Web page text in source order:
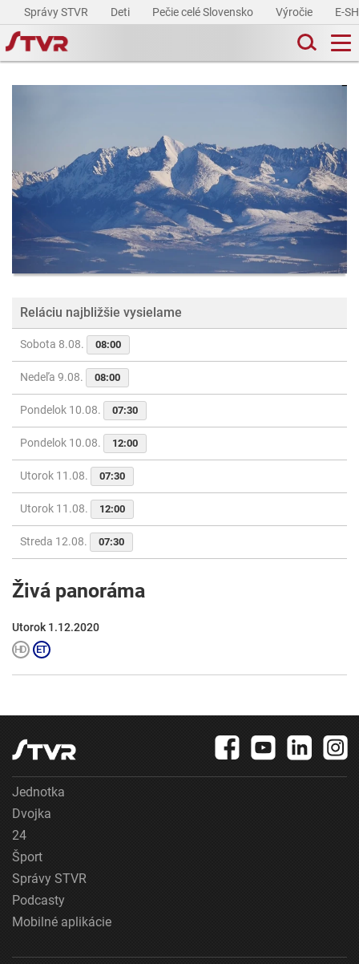
Správy STVR Deti Pečie celé Slovensko Výročie E-
Reláciu najbližšie vysielame
Sobota 8.08. 08:00
Nedeľa 9.08. 08:00
Pondelok 10.08. 07:30
Pondelok 10.08. 12:00
Utorok 11.08. 07:30
Utorok 11.08. 12:00
Streda 12.08. 07:30
Živá panoráma
Utorok 1.12.2020
Jednotka
Dvojka
24
Šport
Správy STVR
Podcasty
Mobilné aplikácie